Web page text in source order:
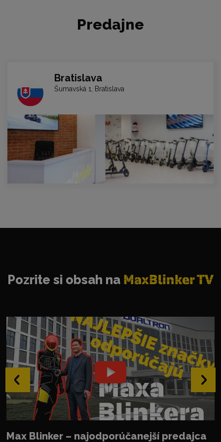
Predajne
Bratislava
Šumavská 1, Bratislava
Pozrite si obsah na MaxBlinker TV
Max Blinker – najodporúčanejší predajca
‹ ›